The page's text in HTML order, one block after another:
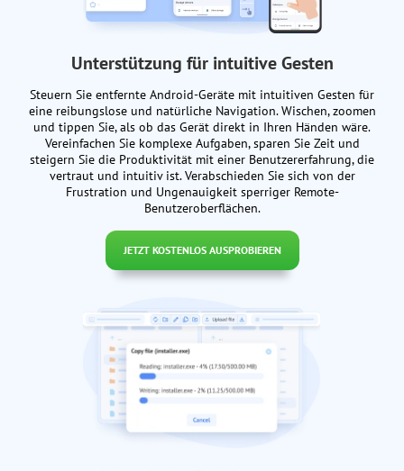
Unterstützung für intuitive Gesten
Steuern Sie entfernte Android-Geräte mit intuitiven Gesten für
eine reibungslose und natürliche Navigation. Wischen, zoomen
und tippen Sie, als ob das Gerät direkt in Ihren Händen wäre.
Vereinfachen Sie komplexe Aufgaben, sparen Sie Zeit und
steigern Sie die Produktivität mit einer Benutzererfahrung, die
vertraut und intuitiv ist. Verabschieden Sie sich von der
Frustration und Ungenauigkeit sperriger Remote-
Benutzeroberflächen.
JETZT KOSTENLOS AUSPROBIEREN